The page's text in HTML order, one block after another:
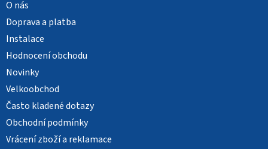
O nás
Doprava a platba
Instalace
Hodnocení obchodu
Novinky
Velkoobchod
Často kladené dotazy
Obchodní podmínky
Vrácení zboží a reklamace